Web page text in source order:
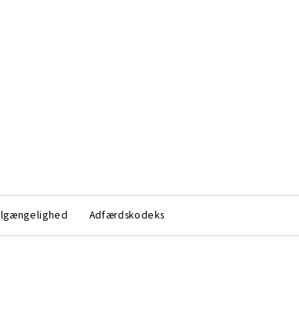
Adfærdskodeks